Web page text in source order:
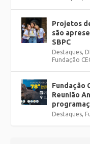
Projetos
são
SBPC
Destaques,
Fundação
Fundação
Reunião
Destaques,